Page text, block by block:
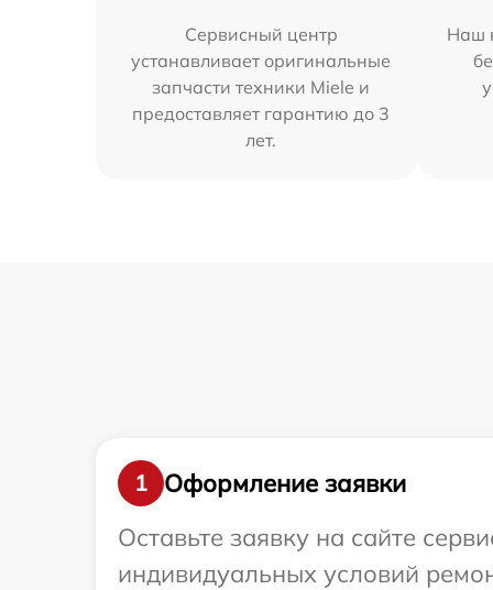
Сервисный центр
устанавливает оригинальные
запчасти техники Miele и
предоставляет гарантию до 3
лет.
Наш
1
Оформление заявки
Оставьте заявку на сайте
индивидуальных условий